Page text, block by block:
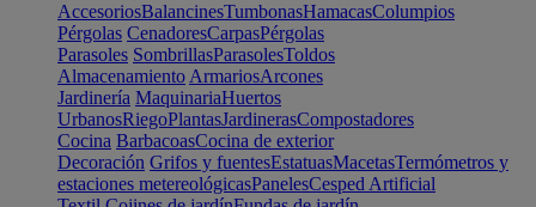
AccesoriosBalancinesTumbonasHamacasColumpios
Pérgolas CenadoresCarpasPérgolas
Parasoles SombrillasParasolesToldos
Almacenamiento ArmariosArcones
Jardinería MaquinariaHuertos
UrbanosRiegoPlantasJardinerasCompostadores
Cocina BarbacoasCocina de exterior
Decoración Grifos y fuentesEstatuasMacetasTermómetros y
estaciones metereológicasPanelesCesped Artificial